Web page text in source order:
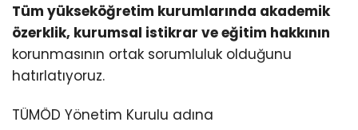
Tüm yükseköğretim kurumlarında akademik
özerklik, kurumsal istikrar ve eğitim hakkının
korunmasının ortak sorumluluk olduğunu
hatırlatıyoruz.
TÜMÖD Yönetim Kurulu adına